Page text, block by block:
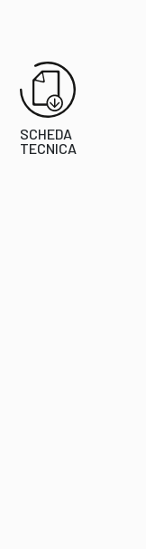
SCHEDA
TECNICA